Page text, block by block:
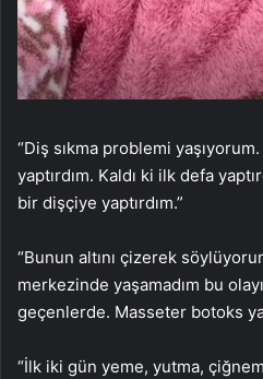
“Diş sıkma problemi
yaptırdım. Kaldı ki ilk defa
bir dişçiye yaptırdım.”
“Bunun altını çizerek
merkezinde yaşamadım bu
geçenlerde. Masseter botoks
“İlk iki gün yeme, yutma,